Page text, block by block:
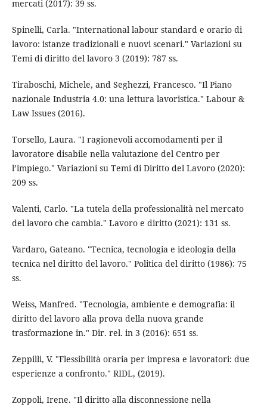
mercati (2017): 39 ss.
Spinelli, Carla. "International labour standard e orario di
lavoro: istanze tradizionali e nuovi scenari." Variazioni su
Temi di diritto del lavoro 3 (2019): 787 ss.
Tiraboschi, Michele, and Seghezzi, Francesco. "Il Piano
nazionale Industria 4.0: una lettura lavoristica." Labour &
Law Issues (2016).
Torsello, Laura. "I ragionevoli accomodamenti per il
lavoratore disabile nella valutazione del Centro per
l’impiego." Variazioni su Temi di Diritto del Lavoro (2020):
209 ss.
Valenti, Carlo. "La tutela della professionalità nel mercato
del lavoro che cambia." Lavoro e diritto (2021): 131 ss.
Vardaro, Gateano. "Tecnica, tecnologia e ideologia della
tecnica nel diritto del lavoro." Politica del diritto (1986): 75
ss.
Weiss, Manfred. "Tecnologia, ambiente e demografia: il
diritto del lavoro alla prova della nuova grande
trasformazione in." Dir. rel. in 3 (2016): 651 ss.
Zeppilli, V. "Flessibilità oraria per impresa e lavoratori: due
esperienze a confronto." RIDL, (2019).
Zoppoli, Irene. "Il diritto alla disconnessione nella